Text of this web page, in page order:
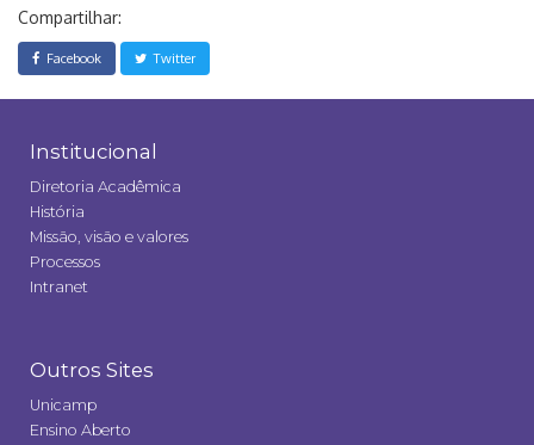
Compartilhar:
Facebook Twitter
Institucional
Diretoria Acadêmica
História
Missão, visão e valores
Processos
Intranet
Outros Sites
Unicamp
Ensino Aberto